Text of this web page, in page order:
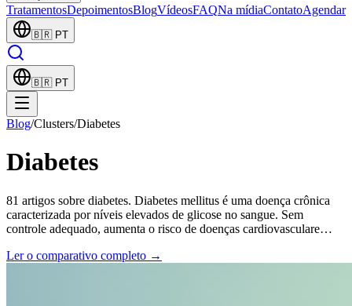
TratamentosDepoimentosBlogVídeosFAQNa mídiaContatoAgendar
🇧🇷 PT
🇧🇷 PT
Blog/Clusters/Diabetes
Diabetes
81 artigos sobre diabetes. Diabetes mellitus é uma doença crônica
caracterizada por níveis elevados de glicose no sangue. Sem
controle adequado, aumenta o risco de doenças cardiovasculare…
Ler o comparativo completo →